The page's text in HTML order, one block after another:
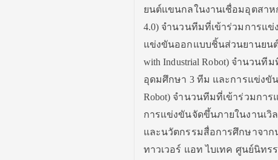
ยนต์แขนกลในงานเชื่อมอุตสาหกร
4.0) จำนวนทีมที่เข้าร่วมการแ
แข่งขันออกแบบชิ้นส่วนยานยนต์ด้
with Industrial Robot) จำนวน
อุดมศึกษา 3 ทีม และการแข่งขัน
Robot) จำนวนทีมที่เข้าร่วมกา
การแข่งขันจัดขึ้นภายในงานเวิ
และนวัตกรรมสื่อการศึกษาจาก
ทาวเวอร์ แอท ไบเทค ศูนย์นิทร